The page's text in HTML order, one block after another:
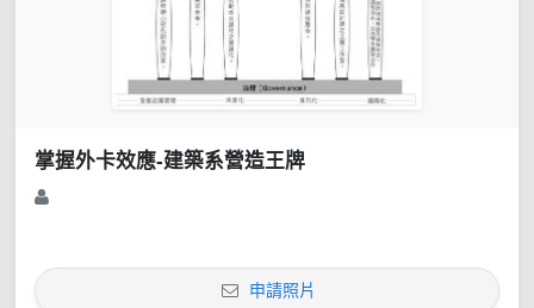
掌握外卡效應-建築系營造王牌
申請照片